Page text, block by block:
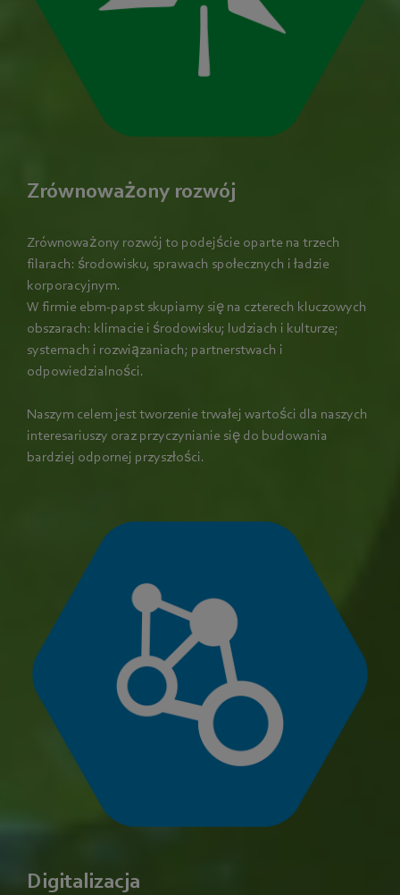
Zrównoważony rozwój
Zrównoważony rozwój to podejście oparte na trzech
filarach: środowisku, sprawach społecznych i ładzie
korporacyjnym.
W firmie ebm‑papst skupiamy się na czterech kluczowych
obszarach: klimacie i środowisku; ludziach i kulturze;
systemach i rozwiązaniach; partnerstwach i
odpowiedzialności.
Naszym celem jest tworzenie trwałej wartości dla naszych
interesariuszy oraz przyczynianie się do budowania
bardziej odpornej przyszłości.
Digitalizacja